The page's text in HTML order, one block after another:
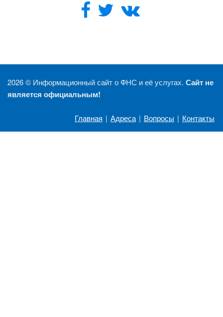
2026 © Информационный сайт о ФНС и её услугах. Сайт не
является официальным!
Главная | Адреса | Вопросы | Контакты